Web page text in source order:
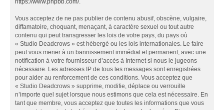
https://www.phpbb.com/.
Vous acceptez de ne pas publier de contenu abusif, obscène, vulgaire,
diffamatoire, choquant, menaçant, à caractère sexuel ou tout autre
contenu qui peut transgresser les lois de votre pays, du pays où
« Studio Deadcrows » est hébergé ou les lois internationales. Le faire
peut vous mener à un bannissement immédiat et permanent, avec une
notification à votre fournisseur d’accès à Internet si nous le jugeons
nécessaire. Les adresses IP de tous les messages sont enregistrées
pour aider au renforcement de ces conditions. Vous acceptez que
« Studio Deadcrows » supprime, modifie, déplace ou verrouille
n’importe quel sujet lorsque nous estimons que cela est nécessaire. En
tant que membre, vous acceptez que toutes les informations que vous